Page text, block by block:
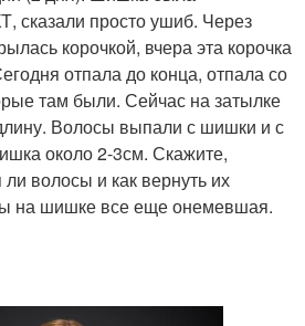
сказали просто ушиб. Через
корочкой, вчера эта корочка
отпала до конца, отпала со
там были. Сейчас на затылке
Волосы выпали с шишки и с
около 2-3см. Скажите,
волосы и как вернуть их
на шишке все еще онемевшая.